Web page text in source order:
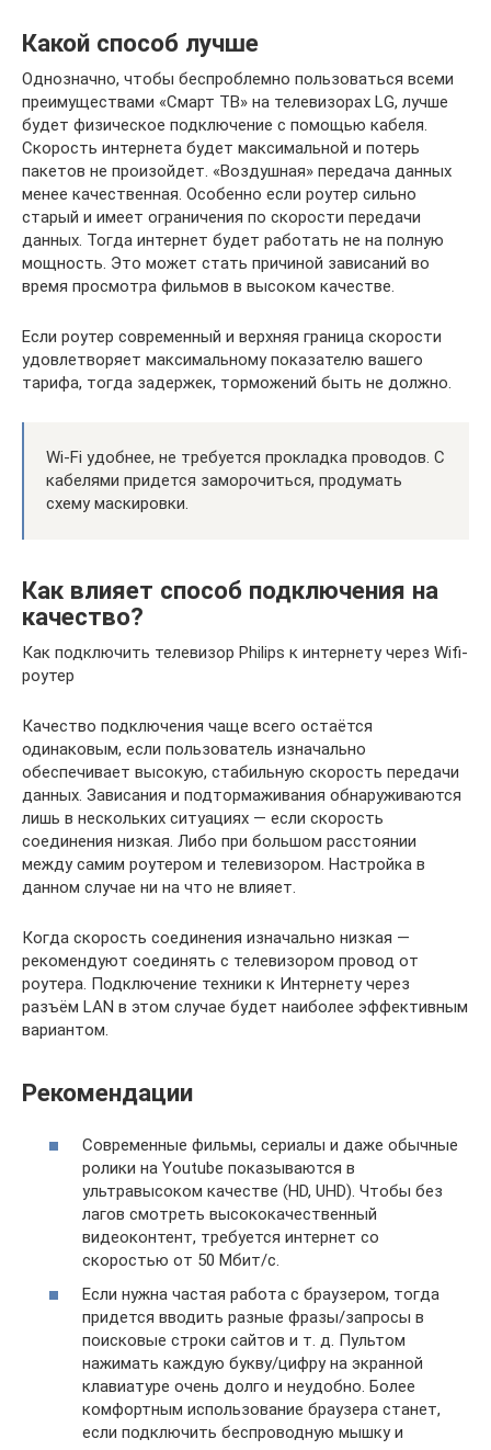
Какой способ лучше
Однозначно, чтобы беспроблемно пользоваться всеми
преимуществами «Смарт ТВ» на телевизорах LG, лучше
будет физическое подключение с помощью кабеля.
Скорость интернета будет максимальной и потерь
пакетов не произойдет. «Воздушная» передача данных
менее качественная. Особенно если роутер сильно
старый и имеет ограничения по скорости передачи
данных. Тогда интернет будет работать не на полную
мощность. Это может стать причиной зависаний во
время просмотра фильмов в высоком качестве.
Если роутер современный и верхняя граница скорости
удовлетворяет максимальному показателю вашего
тарифа, тогда задержек, торможений быть не должно.
Wi-Fi удобнее, не требуется прокладка проводов. С
кабелями придется заморочиться, продумать
схему маскировки.
Как влияет способ подключения на
качество?
Как подключить телевизор Philips к интернету через Wifi-
роутер
Качество подключения чаще всего остаётся
одинаковым, если пользователь изначально
обеспечивает высокую, стабильную скорость передачи
данных. Зависания и подтормаживания обнаруживаются
лишь в нескольких ситуациях — если скорость
соединения низкая. Либо при большом расстоянии
между самим роутером и телевизором. Настройка в
данном случае ни на что не влияет.
Когда скорость соединения изначально низкая —
рекомендуют соединять с телевизором провод от
роутера. Подключение техники к Интернету через
разъём LAN в этом случае будет наиболее эффективным
вариантом.
Рекомендации
Современные фильмы, сериалы и даже обычные
ролики на Youtube показываются в
ультравысоком качестве (HD, UHD). Чтобы без
лагов смотреть высококачественный
видеоконтент, требуется интернет со
скоростью от 50 Мбит/с.
Если нужна частая работа с браузером, тогда
придется вводить разные фразы/запросы в
поисковые строки сайтов и т. д. Пультом
нажимать каждую букву/цифру на экранной
клавиатуре очень долго и неудобно. Более
комфортным использование браузера станет,
если подключить беспроводную мышку и